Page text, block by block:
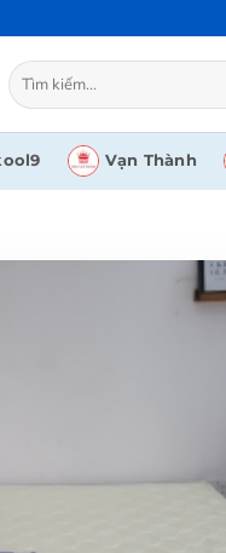
Tìm
kiếm:
Vạn Thành